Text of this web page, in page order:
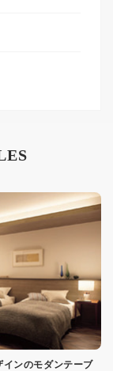
インのモダンテーブ